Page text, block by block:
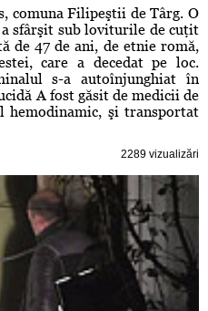
comuna Filipeştii de Târg. O
sfârşit sub loviturile de cuţit
de 47 de ani, de etnie romă,
care a decedat pe loc.
s-a autoînjunghiat în
A fost găsit de medicii de
hemodinamic, şi transportat
2289 vizualizări